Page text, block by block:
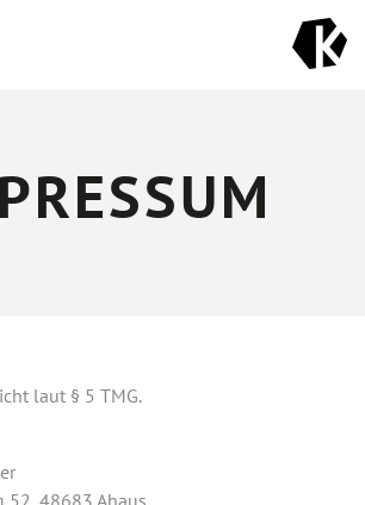
laut § 5 TMG.
52, 48683 Ahaus